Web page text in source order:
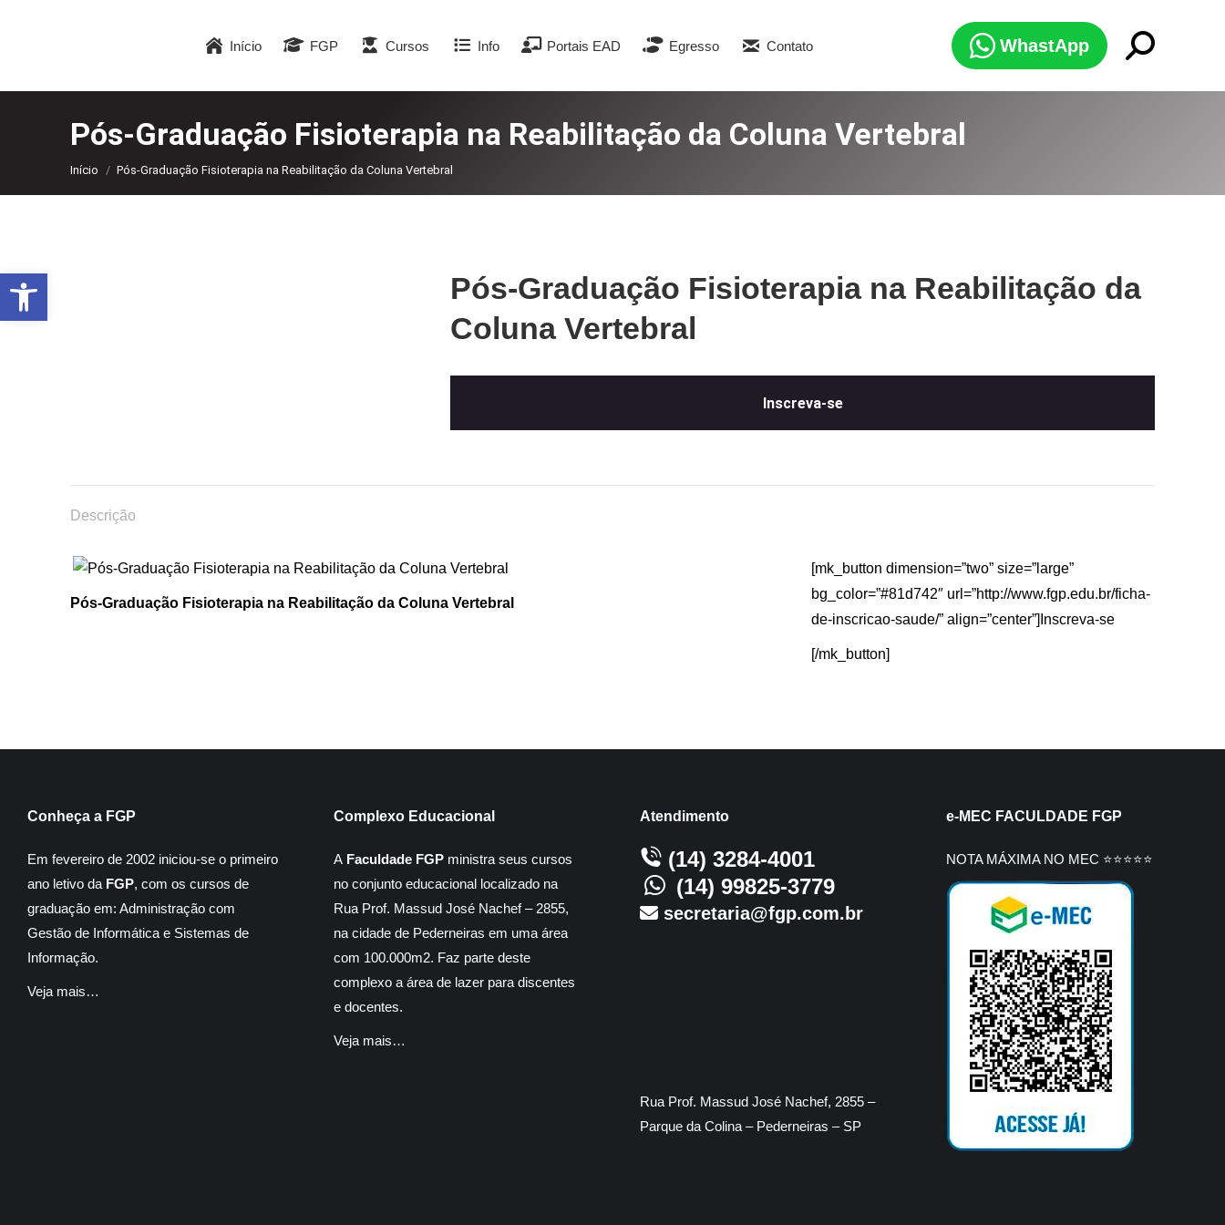
Início FGP Cursos Info Portais EAD Egresso Contato WhastApp Search:
Pós-Graduação Fisioterapia na Reabilitação da Coluna Vertebral
Você está aqui:
Início Pós-Graduação Fisioterapia na Reabilitação da Coluna Vertebral
Pós-Graduação Fisioterapia na Reabilitação da
Coluna Vertebral
Inscreva-se
Descrição
Pós-Graduação Fisioterapia na Reabilitação da Coluna Vertebral
[mk_button dimension=”two” size=”large”
bg_color=”#81d742″ url=”http://www.fgp.edu.br/ficha-
de-inscricao-saude/” align=”center”]Inscreva-se
[/mk_button]
Conheça a FGP
Em fevereiro de 2002 iniciou-se o primeiro
ano letivo da FGP, com os cursos de
graduação em: Administração com
Gestão de Informática e Sistemas de
Informação.
Veja mais…
Complexo Educacional
A Faculdade FGP ministra seus cursos
no conjunto educacional localizado na
Rua Prof. Massud José Nachef – 2855,
na cidade de Pederneiras em uma área
com 100.000m2. Faz parte deste
complexo a área de lazer para discentes
e docentes.
Veja mais…
Atendimento
(14) 3284-4001
(14) 99825-3779
secretaria@fgp.com.br
Rua Prof. Massud José Nachef, 2855 –
Parque da Colina – Pederneiras – SP
e-MEC FACULDADE FGP
NOTA MÁXIMA NO MEC ⭐⭐⭐⭐⭐
Abrir a barra de ferramentas